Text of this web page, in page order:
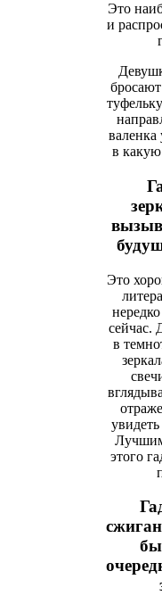
Это
и
валенка
в
Это
сейчас.
в
этого